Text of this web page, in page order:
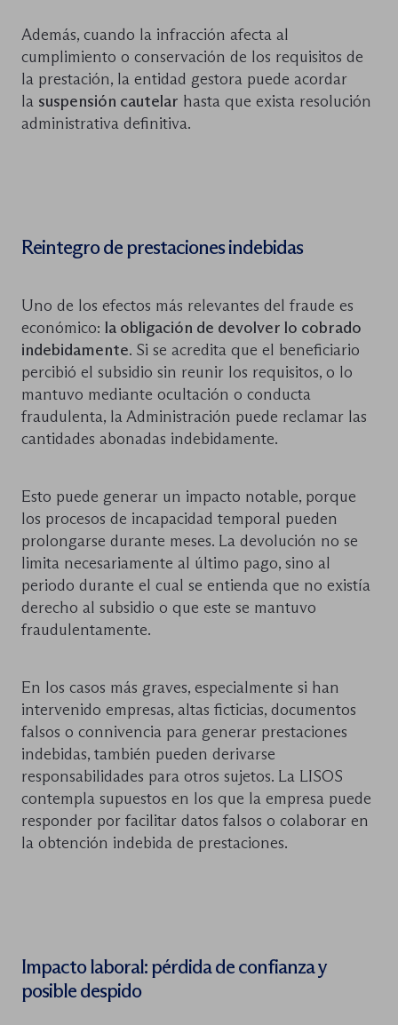
Además, cuando la infracción afecta al
cumplimiento o conservación de los requisitos de
la prestación, la entidad gestora puede acordar
la suspensión cautelar hasta que exista resolución
administrativa definitiva.
Reintegro de prestaciones indebidas
Uno de los efectos más relevantes del fraude es
económico: la obligación de devolver lo cobrado
indebidamente. Si se acredita que el beneficiario
percibió el subsidio sin reunir los requisitos, o lo
mantuvo mediante ocultación o conducta
fraudulenta, la Administración puede reclamar las
cantidades abonadas indebidamente.
Esto puede generar un impacto notable, porque
los procesos de incapacidad temporal pueden
prolongarse durante meses. La devolución no se
limita necesariamente al último pago, sino al
periodo durante el cual se entienda que no existía
derecho al subsidio o que este se mantuvo
fraudulentamente.
En los casos más graves, especialmente si han
intervenido empresas, altas ficticias, documentos
falsos o connivencia para generar prestaciones
indebidas, también pueden derivarse
responsabilidades para otros sujetos. La LISOS
contempla supuestos en los que la empresa puede
responder por facilitar datos falsos o colaborar en
la obtención indebida de prestaciones.
Impacto laboral: pérdida de confianza y
posible despido